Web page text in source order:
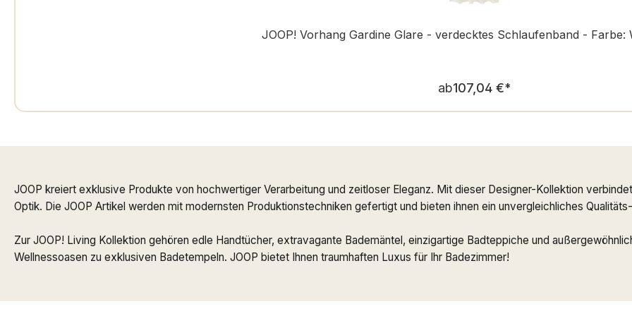
JOOP! Vorhang Gardine Glare - verdecktes Schlaufenband - Farbe:
Regulärer Preis:
ab107,04 €*
JOOP kreiert exklusive Produkte von hochwertiger Verarbeitung und zeitloser Eleganz. Mit dieser Designer-Kollektion
Optik. Die JOOP Artikel werden mit modernsten Produktionstechniken gefertigt und bieten ihnen ein unvergleichliches
Zur JOOP! Living Kollektion gehören edle Handtücher, extravagante Bademäntel, einzigartige Badteppiche und
Wellnessoasen zu exklusiven Badetempeln. JOOP bietet Ihnen traumhaften Luxus für Ihr Badezimmer!